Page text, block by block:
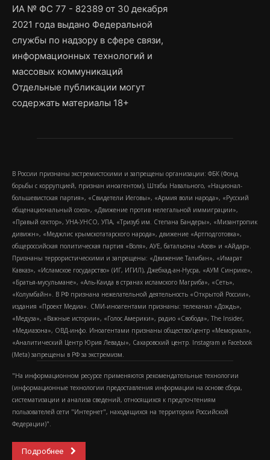
ИА № ФС 77 - 82389 от 30 декабря
2021 года выдано Федеральной
службы по надзору в сфере связи,
информационных технологий и
массовых коммуникаций
Отдельные публикации могут
содержать материалы 18+
В России признаны экстремистскими и запрещены организации: ФБК (Фонд
борьбы с коррупцией, признан иноагентом), Штабы Навального, «Национал-
большевистская партия», «Свидетели Иеговы», «Армия воли народа», «Русский
общенациональный союз», «Движение против нелегальной иммиграции»,
«Правый сектор», УНА-УНСО, УПА, «Тризуб им. Степана Бандеры», «Мизантропик
дивижн», «Меджлис крымскотатарского народа», движение «Артподготовка»,
общероссийская политическая партия «Воля», АУЕ, батальоны «Азов» и «Айдар».
Признаны террористическими и запрещены: «Движение Талибан», «Имарат
Кавказ», «Исламское государство» (ИГ, ИГИЛ), Джебхад-ан-Нусра, «АУМ Синрике»,
«Братья-мусульмане», «Аль-Каида в странах исламского Магриба», «Сеть»,
«Колумбайн». В РФ признана нежелательной деятельность «Открытой России»,
издания «Проект Медиа». СМИ-иноагентами признаны: телеканал «Дождь»,
«Медуза», «Важные истории», «Голос Америки», радио «Свобода», The Insider,
«Медиазона», ОВД-инфо. Иноагентами признаны общество/центр «Мемориал»,
«Аналитический Центр Юрия Левады», Сахаровский центр. Instagram и Facebook
(Metа) запрещены в РФ за экстремизм.
"На информационном ресурсе применяются рекомендательные технологии
(информационные технологии предоставления информации на основе сбора,
систематизации и анализа сведений, относящихся к предпочтениям
пользователей сети "Интернет", находящихся на территории Российской
Федерации)".
Подробнее